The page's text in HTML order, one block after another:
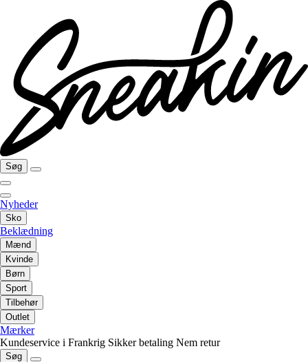
Søg
Nyheder
Sko
Beklædning
Mænd
Kvinde
Børn
Sport
Tilbehør
Outlet
Mærker
Kundeservice i Frankrig Sikker betaling Nem retur
Søg